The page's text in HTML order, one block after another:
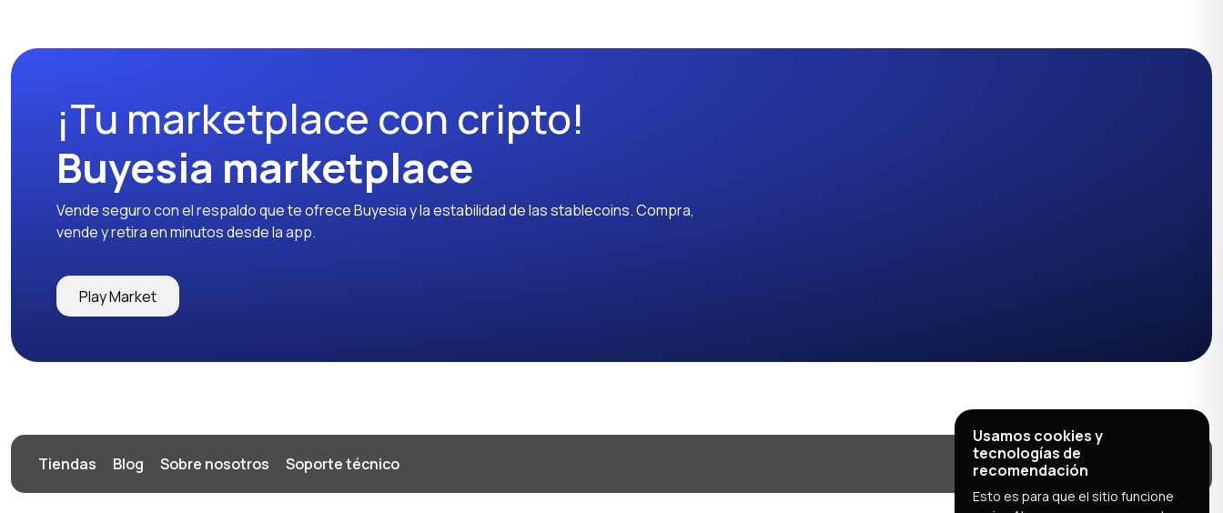
¡Tu marketplace con cripto!
Buyesia marketplace
Vende seguro con el respaldo que te ofrece Buyesia y la estabilidad de las stablecoins. Compra,
vende y retira en minutos desde la app.
Play Market
Tiendas Blog Sobre nosotros Soporte técnico
Usamos cookies y
tecnologías de
recomendación
Esto es para que el sitio funcione